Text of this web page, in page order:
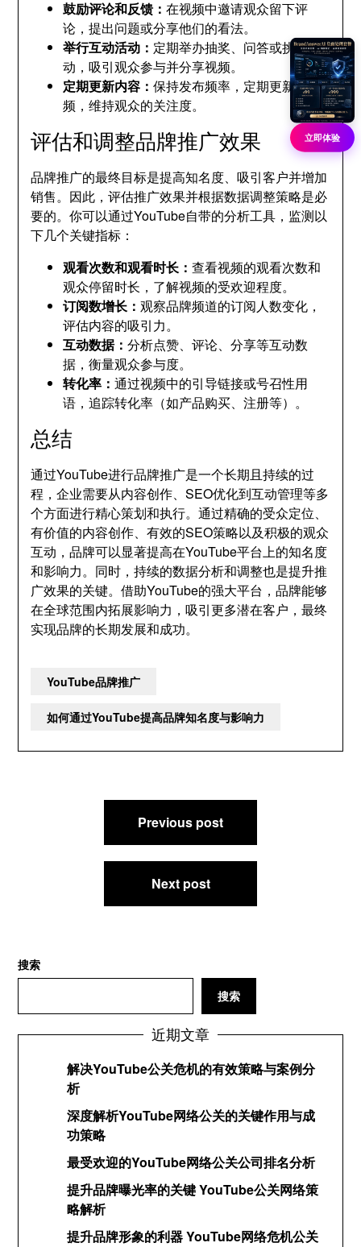
鼓励评论和反馈：在视频中邀请观众留下评
论，提出问题或分享他们的看法。
举行互动活动： 定期举办抽奖、问答或挑战活
动，吸引观众参与并分享视频。
定期更新内容：保持发布频率，定期更新视
频，维持观众的关注度。
评估和调整品牌推广效果
品牌推广的最终目标是提高知名度、吸引客户并增加
销售。因此，评估推广效果并根据数据调整策略是必
要的。你可以通过YouTube自带的分析工具，监测以
下几个关键指标：
观看次数和观看时长：查看视频的观看次数和
观众停留时长，了解视频的受欢迎程度。
订阅数增长：观察品牌频道的订阅人数变化，
评估内容的吸引力。
互动数据：分析点赞、评论、分享等互动数
据，衡量观众参与度。
转化率：通过视频中的引导链接或号召性用
语，追踪转化率（如产品购买、注册等）。
总结
通过YouTube进行品牌推广是一个长期且持续的过
程，企业需要从内容创作、SEO优化到互动管理等多
个方面进行精心策划和执行。通过精确的受众定位、
有价值的内容创作、有效的SEO策略以及积极的观众
互动，品牌可以显著提高在YouTube平台上的知名度
和影响力。同时，持续的数据分析和调整也是提升推
广效果的关键。借助YouTube的强大平台，品牌能够
在全球范围内拓展影响力，吸引更多潜在客户，最终
实现品牌的长期发展和成功。
YouTube品牌推广
如何通过YouTube提高品牌知名度与影响力
Previous post
Next post
搜索
搜索
近期文章
解决YouTube公关危机的有效策略与案例分
析
深度解析YouTube网络公关的关键作用与成
功策略
最受欢迎的YouTube网络公关公司排名分析
提升品牌曝光率的关键 YouTube公关网络策
略解析
提升品牌形象的利器 YouTube网络危机公关
立即体验